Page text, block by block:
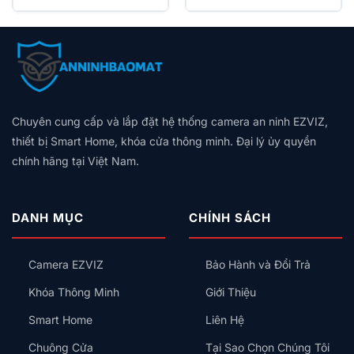
Kích thước
Trọng lượng
Không được cung cấp
Công suất
3500 W
Nhiệt độ làm việc
Với Ổ Cắm Điều Hòa Aqara Air P3, bạn sẽ nhận được:
cần thiết, giảm chi phí tiền điện hàng tháng.
990.000₫.là:
739.000₫.
Chuyên cung cấp và lắp đặt hệ thống camera an ninh EZVIZ,
thiết bị Smart Home, khóa cửa thông minh. Đại lý ủy quyền
chính hãng tại Việt Nam.
DANH MỤC
Camera EZVIZ
Khóa Thông Minh
Smart Home
Chuông Cửa
CHÍNH SÁCH
Bảo Hành và Đổi Trả
Giới Thiệu
Liên Hệ
Tại Sao Chọn Chúng Tôi